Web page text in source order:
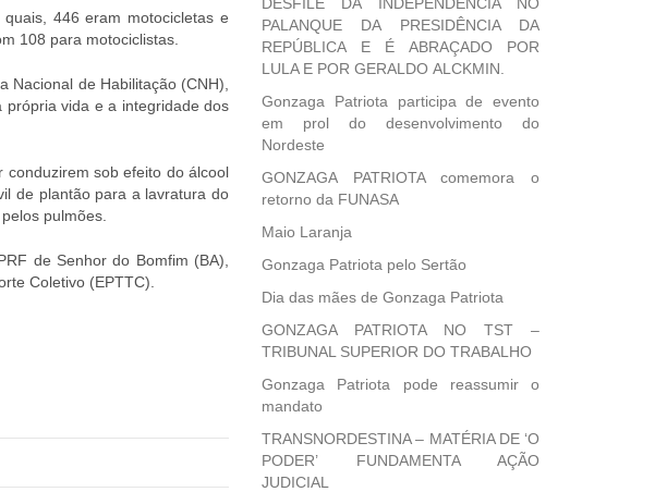
446 eram motocicletas e
108 para motociclistas.
Nacional de Habilitação (CNH),
vida e a integridade dos
conduzirem sob efeito do álcool
de plantão para a lavratura do
pulmões.
de Senhor do Bomfim (BA),
Coletivo (EPTTC).
PALANQUE DA PRESIDÊNCIA DA
REPÚBLICA E É ABRAÇADO POR
LULA E POR GERALDO ALCKMIN.
Gonzaga Patriota participa de evento
em prol do desenvolvimento do
Nordeste
GONZAGA PATRIOTA comemora o
retorno da FUNASA
Maio Laranja
Gonzaga Patriota pelo Sertão
Dia das mães de Gonzaga Patriota
GONZAGA PATRIOTA NO TST –
TRIBUNAL SUPERIOR DO TRABALHO
Gonzaga Patriota pode reassumir o
mandato
TRANSNORDESTINA – MATÉRIA DE ‘O
PODER’ FUNDAMENTA AÇÃO
JUDICIAL